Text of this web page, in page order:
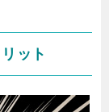
ット